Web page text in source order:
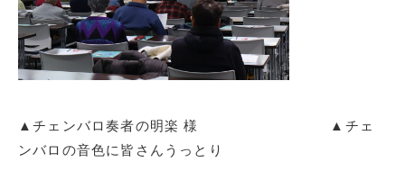
▲チェンバロ奏者の明楽 様 ▲チェ
ンバロの音色に皆さんうっとり